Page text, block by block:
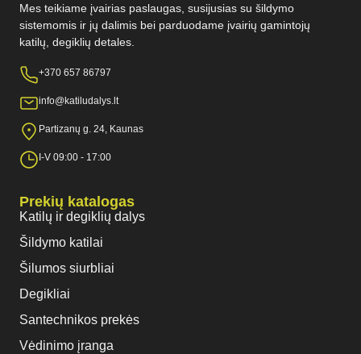
Mes teikiame įvairias paslaugas, susijusias su šildymo
sistemomis ir jų dalimis bei parduodame įvairių gamintojų
katilų, degiklių detales.
+370 657 86797
info@katiludalys.lt
Partizanų g. 24, Kaunas
I-V 09:00 - 17:00
Prekių katalogas
Katilų ir degiklių dalys
Šildymo katilai
Šilumos siurbliai
Degikliai
Santechnikos prekės
Vėdinimo įranga